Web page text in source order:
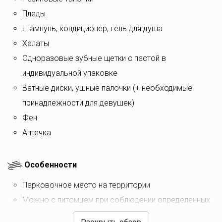
пледы
шампунь, кондиционер, гель для душа
халаты
одноразовые зубные щетки с пастой в
индивидуальной упаковке
ватные диски, ушные палочки (+ необходимые
принадлежности для девушек)
фен
аптечка
Особенности
парковочное место на территории
Можно с питомцем при соблюдении определенных